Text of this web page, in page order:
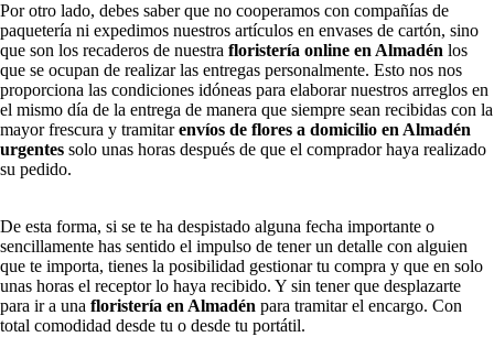
Por otro lado, debes saber que no cooperamos con compañías de
paquetería ni expedimos nuestros artículos en envases de cartón, sino
que son los recaderos de nuestra floristería online en Almadén los
que se ocupan de realizar las entregas personalmente. Esto nos nos
proporciona las condiciones idóneas para elaborar nuestros arreglos en
el mismo día de la entrega de manera que siempre sean recibidas con la
mayor frescura y tramitarenvíos de flores a domicilio en Almadén
urgentes solo unas horas después de que el comprador haya realizado
su pedido.
De esta forma, si se te ha despistado alguna fecha importante o
sencillamente has sentido el impulso de tener un detalle con alguien
que te importa, tienes la posibilidad gestionar tu compra y que en solo
unas horas el receptor lo haya recibido. Y sin tener que desplazarte
para ir a una floristería en Almadén para tramitar el encargo. Con
total comodidad desde tu o desde tu portátil.